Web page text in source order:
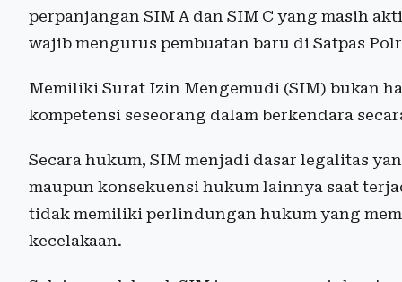
perpanjangan SIM A dan SIM C yang masih
wajib mengurus pembuatan baru di Satpas
Memiliki Surat Izin Mengemudi (SIM) bukan
kompetensi seseorang dalam berkendara
Secara hukum, SIM menjadi dasar legalitas
maupun konsekuensi hukum lainnya saat
tidak memiliki perlindungan hukum yang
kecelakaan.